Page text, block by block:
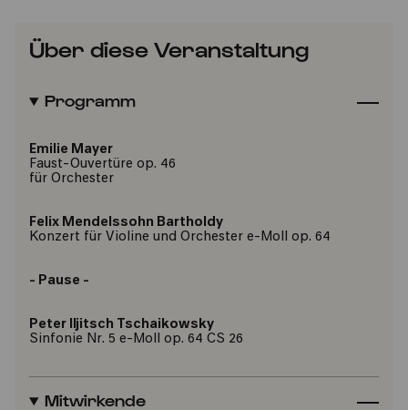
Über diese Veranstaltung
Programm
Emilie Mayer
Faust-Ouvertüre op. 46
für Orchester
Felix Mendelssohn Bartholdy
Konzert für Violine und Orchester e-Moll op. 64
- Pause -
Peter Iljitsch Tschaikowsky
Sinfonie Nr. 5 e-Moll op. 64 CS 26
Mitwirkende